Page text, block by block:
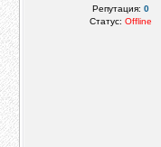
Репутация: 0
Статус: Offline